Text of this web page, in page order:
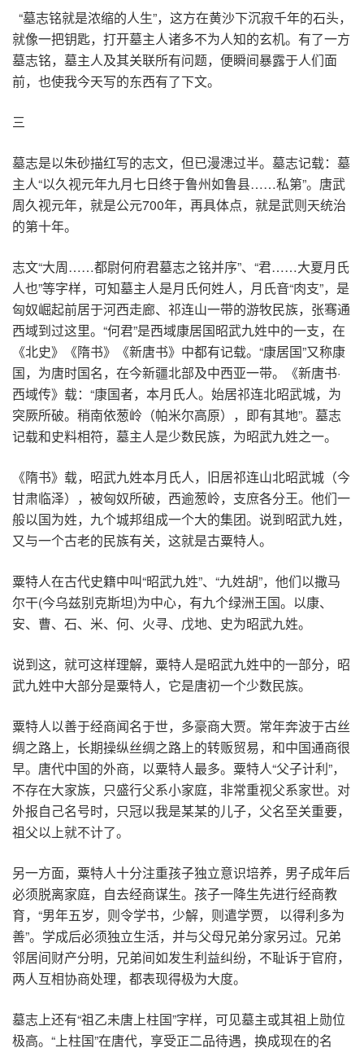
“墓志铭就是浓缩的人生”，这方在黄沙下沉寂千年的石头，
就像一把钥匙，打开墓主人诸多不为人知的玄机。有了一方
墓志铭，墓主人及其关联所有问题，便瞬间暴露于人们面
前，也使我今天写的东西有了下文。
三
墓志是以朱砂描红写的志文，但已漫漶过半。墓志记载：墓
主人“以久视元年九月七日终于鲁州如鲁县……私第”。唐武
周久视元年，就是公元700年，再具体点，就是武则天统治
的第十年。
志文“大周……都尉何府君墓志之铭并序”、“君……大夏月氏
人也”等字样，可知墓主人是月氏何姓人，月氏音“肉支”，是
匈奴崛起前居于河西走廊、祁连山一带的游牧民族，张骞通
西域到过这里。“何君”是西域康居国昭武九姓中的一支，在
《北史》《隋书》《新唐书》中都有记载。“康居国”又称康
国，为唐时国名，在今新疆北部及中西亚一带。《新唐书·
西域传》载：“康国者，本月氏人。始居祁连北昭武城，为
突厥所破。稍南依葱岭（帕米尔高原），即有其地”。墓志
记载和史料相符，墓主人是少数民族，为昭武九姓之一。
《隋书》载，昭武九姓本月氏人，旧居祁连山北昭武城（今
甘肃临泽），被匈奴所破，西逾葱岭，支庶各分王。他们一
般以国为姓，九个城邦组成一个大的集团。说到昭武九姓，
又与一个古老的民族有关，这就是古粟特人。
粟特人在古代史籍中叫“昭武九姓”、“九姓胡”，他们以撒马
尔干(今乌兹别克斯坦)为中心，有九个绿洲王国。以康、
安、曹、石、米、何、火寻、戊地、史为昭武九姓。
说到这，就可这样理解，粟特人是昭武九姓中的一部分，昭
武九姓中大部分是粟特人，它是唐初一个少数民族。
粟特人以善于经商闻名于世，多豪商大贾。常年奔波于古丝
绸之路上，长期操纵丝绸之路上的转贩贸易，和中国通商很
早。唐代中国的外商，以粟特人最多。粟特人“父子计利”，
不存在大家族，只盛行父系小家庭，非常重视父系家世。对
外报自己名号时，只冠以我是某某的儿子，父名至关重要，
祖父以上就不计了。
另一方面，粟特人十分注重孩子独立意识培养，男子成年后
必须脱离家庭，自去经商谋生。孩子一降生先进行经商教
育，“男年五岁，则令学书，少解，则遣学贾， 以得利多为
善”。学成后必须独立生活，并与父母兄弟分家另过。兄弟
邻居间财产分明，兄弟间如发生利益纠纷，不耻诉于官府，
两人互相协商处理，都表现得极为大度。
墓志上还有“祖乙未唐上柱国”字样，可见墓主或其祖上勋位
极高。“上柱国”在唐代，享受正二品待遇，换成现在的名